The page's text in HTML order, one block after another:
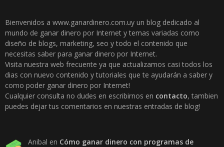
Bienvenidos a www.ganardinero.com.uy un blog dedicado al
mundo de ganar dinero por Internet y temas variadas como
diseño de blogs, marketing, seo y todo el contenido que
necesitas saber para ganar dinero por Internet.
Visita nuestra web frecuente ya que actualizamos casi todos los
dias con nuevo contenido y tutoriales que te ayudarán a saber y
como poder ganar dinero por Internet!
Cualquier consulta no dudes en escribirnos en contacto, tambien
puedes dejar tus comentarios en nuestras entradas de blog!
Anibal en Cómo ganar dinero con programas de